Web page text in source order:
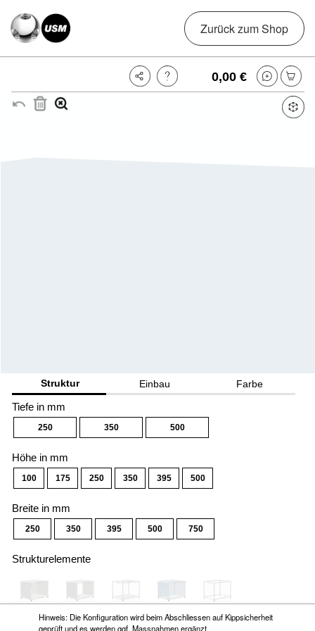
Zurück zum Shop
Hinweis: Die Konfiguration wird beim Abschliessen auf Kippsicherheit
geprüft und es werden ggf. Massnahmen ergänzt.